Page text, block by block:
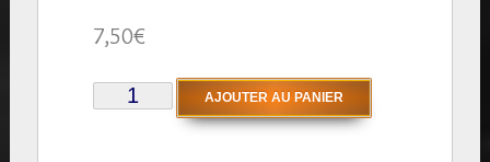
7,50€
quantité
AJOUTER AU PANIER